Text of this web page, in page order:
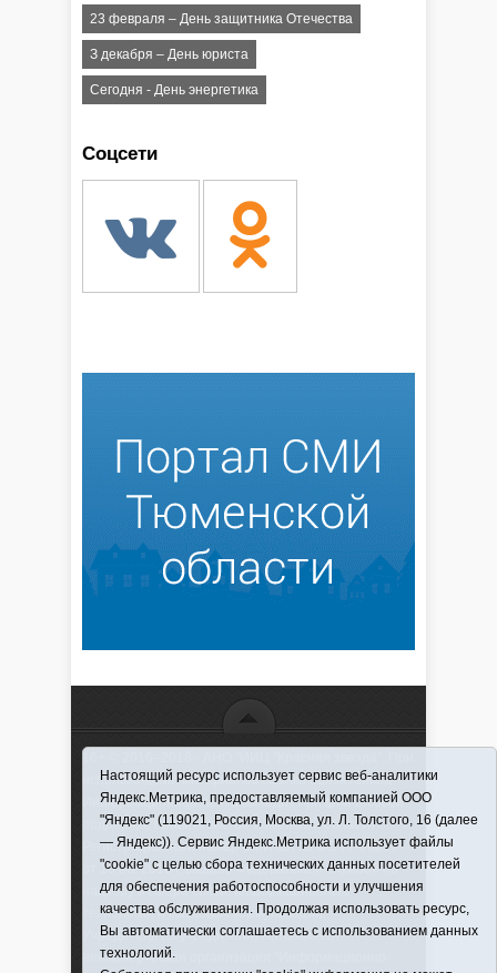
23 февраля – День защитника Отечества
З декабря – День юриста
Сегодня - День энергетика
Соцсети
использовании материалов ссылка обязательна
Информационная лента выходит при финансовой
поддержке правительства Тюменской области
Регистрационный номер СМИ ЭЛ № ФС 77-66066
от 10.06. 2016 г. выдано Федеральной службой по
надзору в сфере связи, информационных
технологий и массовых коммуникаций.
Учредитель (соучредители) Автономная
некоммерческая организация "Информационно-
Настоящий ресурс использует сервис веб-аналитики
Яндекс.Метрика, предоставляемый компанией ООО
"Яндекс" (119021, Россия, Москва, ул. Л. Толстого, 16 (далее
— Яндекс)). Сервис Яндекс.Метрика использует файлы
"cookie" с целью сбора технических данных посетителей
для обеспечения работоспособности и улучшения
качества обслуживания. Продолжая использовать ресурс,
Вы автоматически соглашаетесь с использованием данных
технологий.